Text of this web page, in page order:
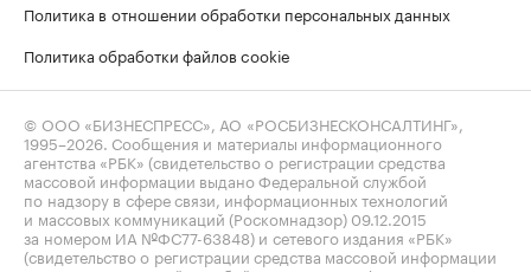
Политика в отношении обработки персональных данных
Политика обработки файлов cookie
© ООО «БИЗНЕСПРЕСС», АО «РОСБИЗНЕСКОНСАЛТИНГ»,
1995–2026. Сообщения и материалы информационного
агентства «РБК» (свидетельство о регистрации средства
массовой информации выдано Федеральной службой
по надзору в сфере связи, информационных технологий
и массовых коммуникаций (Роскомнадзор) 09.12.2015
за номером ИА №ФС77-63848) и сетевого издания «РБК»
(свидетельство о регистрации средства массовой информации